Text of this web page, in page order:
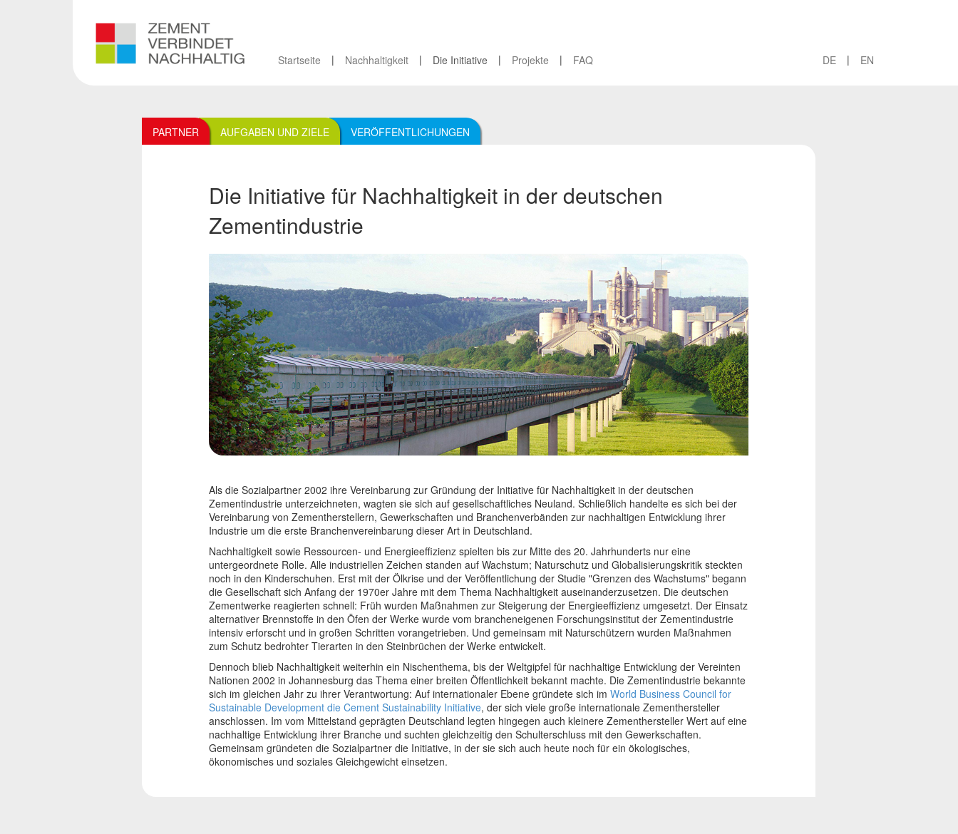
Startseite | Nachhaltigkeit | Die Initiative | Projekte | FAQ DE | EN
VERÖFFENTLICHUNGEN
AUFGABEN UND ZIELE
PARTNER
Die Initiative für Nachhaltigkeit in der deutschen
Zementindustrie
Als die Sozialpartner 2002 ihre Vereinbarung zur Gründung der Initiative für Nachhaltigkeit in der deutschen
Zementindustrie unterzeichneten, wagten sie sich auf gesellschaftliches Neuland. Schließlich handelte es sich bei der
Vereinbarung von Zementherstellern, Gewerkschaften und Branchenverbänden zur nachhaltigen Entwicklung ihrer
Industrie um die erste Branchenvereinbarung dieser Art in Deutschland.
Nachhaltigkeit sowie Ressourcen- und Energieeffizienz spielten bis zur Mitte des 20. Jahrhunderts nur eine
untergeordnete Rolle. Alle industriellen Zeichen standen auf Wachstum; Naturschutz und Globalisierungskritik steckten
noch in den Kinderschuhen. Erst mit der Ölkrise und der Veröffentlichung der Studie "Grenzen des Wachstums" begann
die Gesellschaft sich Anfang der 1970er Jahre mit dem Thema Nachhaltigkeit auseinanderzusetzen. Die deutschen
Zementwerke reagierten schnell: Früh wurden Maßnahmen zur Steigerung der Energieeffizienz umgesetzt. Der Einsatz
alternativer Brennstoffe in den Öfen der Werke wurde vom brancheneigenen Forschungsinstitut der Zementindustrie
intensiv erforscht und in großen Schritten vorangetrieben. Und gemeinsam mit Naturschützern wurden Maßnahmen
zum Schutz bedrohter Tierarten in den Steinbrüchen der Werke entwickelt.
Dennoch blieb Nachhaltigkeit weiterhin ein Nischenthema, bis der Weltgipfel für nachhaltige Entwicklung der Vereinten
Nationen 2002 in Johannesburg das Thema einer breiten Öffentlichkeit bekannt machte. Die Zementindustrie bekannte
sich im gleichen Jahr zu ihrer Verantwortung: Auf internationaler Ebene gründete sich imWorld Business Council for
Sustainable Development die Cement Sustainability Initiative, der sich viele große internationale Zementhersteller
anschlossen. Im vom Mittelstand geprägten Deutschland legten hingegen auch kleinere Zementhersteller Wert auf eine
nachhaltige Entwicklung ihrer Branche und suchten gleichzeitig den Schulterschluss mit den Gewerkschaften.
Gemeinsam gründeten die Sozialpartner die Initiative, in der sie sich auch heute noch für ein ökologisches,
ökonomisches und soziales Gleichgewicht einsetzen.